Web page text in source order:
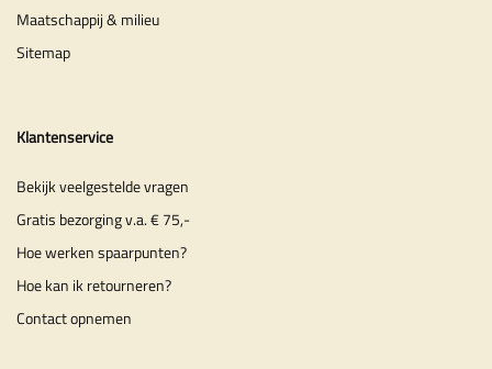
Maatschappij & milieu
Sitemap
Klantenservice
Bekijk veelgestelde vragen
Gratis bezorging v.a. € 75,-
Hoe werken spaarpunten?
Hoe kan ik retourneren?
Contact opnemen